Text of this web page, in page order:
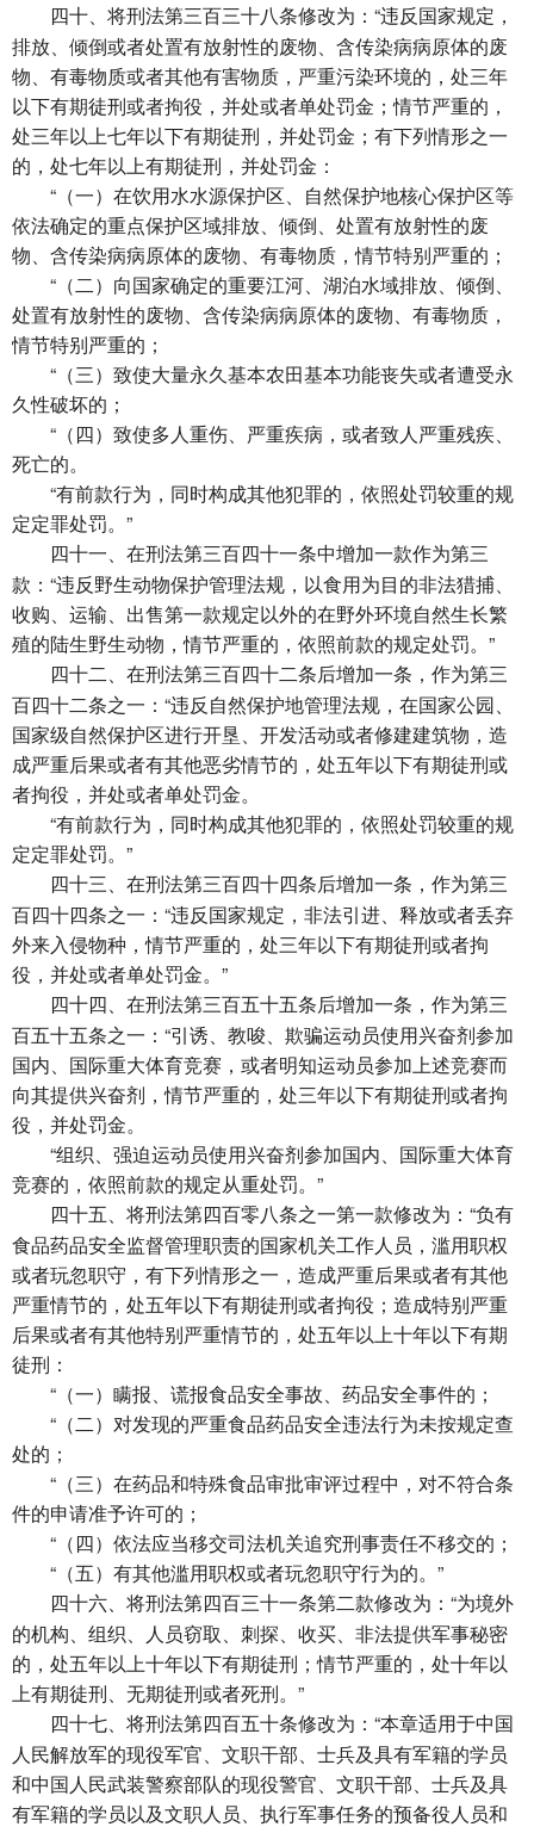
四十、 将刑法第三百三十八条修改为：“违反国家规定，
排放、倾倒或者处置有放射性的废物、含传染病病原体的废
物、有毒物质或者其他有害物质，严重污染环境的，处三年
以下有期徒刑或者拘役，并处或者单处罚金；情节严重的，
处三年以上七年以下有期徒刑，并处罚金；有下列情形之一
的，处七年以上有期徒刑，并处罚金：
“（一）在饮用水水源保护区、自然保护地核心保护区等
依法确定的重点保护区域排放、倾倒、处置有放射性的废
物、含传染病病原体的废物、有毒物质，情节特别严重的；
“（二）向国家确定的重要江河、湖泊水域排放、倾倒、
处置有放射性的废物、含传染病病原体的废物、有毒物质，
情节特别严重的；
“（三）致使大量永久基本农田基本功能丧失或者遭受永
久性破坏的；
“（四）致使多人重伤、严重疾病，或者致人严重残疾、
死亡的。
“有前款行为，同时构成其他犯罪的，依照处罚较重的规
定定罪处罚。”
四十一、 在刑法第三百四十一条中增加一款作为第三
款：“违反野生动物保护管理法规，以食用为目的非法猎捕、
收购、运输、出售第一款规定以外的在野外环境自然生长繁
殖的陆生野生动物，情节严重的，依照前款的规定处罚。”
四十二、 在刑法第三百四十二条后增加一条，作为第三
百四十二条之一：“违反自然保护地管理法规，在国家公园、
国家级自然保护区进行开垦、开发活动或者修建建筑物，造
成严重后果或者有其他恶劣情节的，处五年以下有期徒刑或
者拘役，并处或者单处罚金。
“有前款行为，同时构成其他犯罪的，依照处罚较重的规
定定罪处罚。”
四十三、 在刑法第三百四十四条后增加一条，作为第三
百四十四条之一：“违反国家规定，非法引进、释放或者丢弃
外来入侵物种，情节严重的，处三年以下有期徒刑或者拘
役，并处或者单处罚金。”
四十四、 在刑法第三百五十五条后增加一条，作为第三
百五十五条之一：“引诱、教唆、欺骗运动员使用兴奋剂参加
国内、国际重大体育竞赛，或者明知运动员参加上述竞赛而
向其提供兴奋剂，情节严重的，处三年以下有期徒刑或者拘
役，并处罚金。
“组织、强迫运动员使用兴奋剂参加国内、国际重大体育
竞赛的，依照前款的规定从重处罚。”
四十五、 将刑法第四百零八条之一第一款修改为：“负有
食品药品安全监督管理职责的国家机关工作人员，滥用职权
或者玩忽职守，有下列情形之一，造成严重后果或者有其他
严重情节的，处五年以下有期徒刑或者拘役；造成特别严重
后果或者有其他特别严重情节的，处五年以上十年以下有期
徒刑：
“（一）瞒报、谎报食品安全事故、药品安全事件的；
“（二）对发现的严重食品药品安全违法行为未按规定查
处的；
“（三）在药品和特殊食品审批审评过程中，对不符合条
件的申请准予许可的；
“（四）依法应当移交司法机关追究刑事责任不移交的；
“（五）有其他滥用职权或者玩忽职守行为的。”
四十六、 将刑法第四百三十一条第二款修改为：“为境外
的机构、组织、人员窃取、刺探、收买、非法提供军事秘密
的，处五年以上十年以下有期徒刑；情节严重的，处十年以
上有期徒刑、无期徒刑或者死刑。”
四十七、 将刑法第四百五十条修改为：“本章适用于中国
人民解放军的现役军官、文职干部、士兵及具有军籍的学员
和中国人民武装警察部队的现役警官、文职干部、士兵及具
有军籍的学员以及文职人员、执行军事任务的预备役人员和